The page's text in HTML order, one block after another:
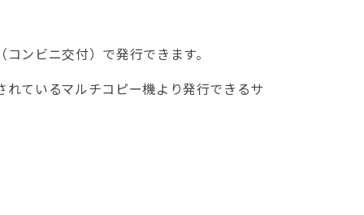
ンビニ交付）で発行できます。
ているマルチコピー機より発行できるサ